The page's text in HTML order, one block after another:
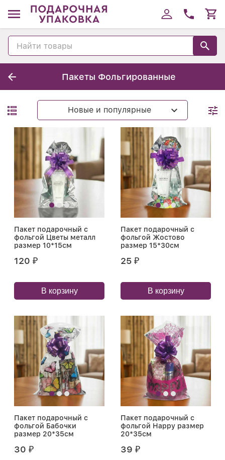
Пакеты Фольгированные
Новые и популярные
Пакет подарочный с
фольгой Цветы металл
размер 10*15см
120 ₽
В корзину
Пакет подарочный с
фольгой Жостово
размер 15*30см
25 ₽
В корзину
Пакет подарочный с
фольгой Бабочки
размер 20*35см
30 ₽
Пакет подарочный с
фольгой Happy размер
20*35см
39 ₽